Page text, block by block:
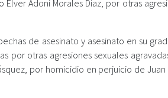
Adoni Morales Díaz, por otras
de asesinato y asesinato en su
por otras agresiones sexuales
por homicidio en perjuicio de Juan